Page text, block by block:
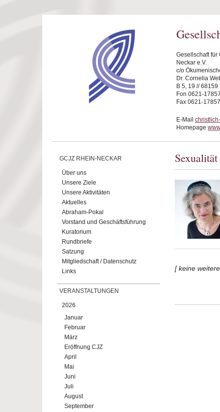
Gesellschaft
Neckar e.V.
c/o
Dr. Cornelia
B 5, 19 //
Fon 0621-
Fax 0621-
E-Mail
Homepage
GCJZ RHEIN-NECKAR
Über uns
Unsere Ziele
Unsere Aktivitäten
Aktuelles
Abraham-Pokal
Vorstand und Geschäftsführung
Kuratorium
Rundbriefe
Satzung
Mitgliedschaft / Datenschutz
Links
VERANSTALTUNGEN
2026
Januar
Februar
März
Eröffnung CJZ
April
Mai
Juni
Juli
August
September
[ keine